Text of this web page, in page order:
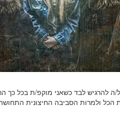
להרגיש לבד כשאני מוקפ/ת בכל כך
הכל ולמרות הסביבה החיצונית